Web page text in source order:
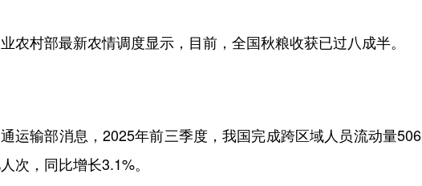
农村部最新农情调度显示，目前，全国秋粮收获已过八成半。
运输部消息，2025年前三季度，我国完成跨区域人员流动量506
次，同比增长3.1%。